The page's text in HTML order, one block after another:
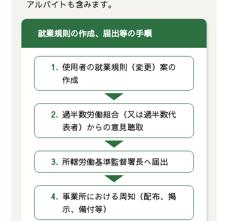
アルバイトも含みます。
就業規則の作成、届出等の手順
1. 使用者の就業規則（変更）案の
作成
2. 過半数労働組合（又は過半数代
表者）からの意見聴取
3. 所轄労働基準監督署長へ届出
4. 事業所における周知（配布、掲
示、備付等）